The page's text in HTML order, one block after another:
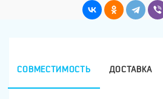
СОВМЕСТИМОСТЬ ДОСТАВКА